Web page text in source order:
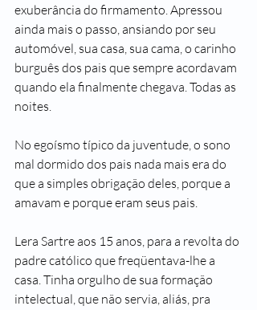
exuberância do firmamento. Apressou
ainda mais o passo, ansiando por seu
automóvel, sua casa, sua cama, o carinho
burguês dos pais que sempre acordavam
quando ela finalmente chegava. Todas as
noites.
No egoísmo típico da juventude, o sono
mal dormido dos pais nada mais era do
que a simples obrigação deles, porque a
amavam e porque eram seus pais.
Lera Sartre aos 15 anos, para a revolta do
padre católico que freqüentava-lhe a
casa. Tinha orgulho de sua formação
intelectual, que não servia, aliás, pra